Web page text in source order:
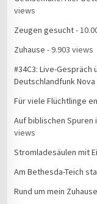
views
Zeugen gesucht-
Zuhause - 9.903 views
#34C3: Live-Gespräch
Deutschlandfunk Nova
Für viele Flüchtlinge
Auf biblischen Spuren
views
Stromladesäulen mit
Am Bethesda-Teich
Rund um mein